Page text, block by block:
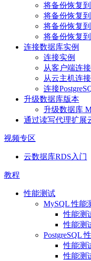
将备份恢复
将备份恢复
将备份恢复
将备份恢复
连接数据库实例
连接实例
从客户端连
从云主机连
连接
升级数据库版本
升级数据库
通过读写代理扩展
视频专区
云数据库RDS入门
教程
性能测试
MySQL 性能
性能测
性能测
PostgreSQL
性能测
性能测